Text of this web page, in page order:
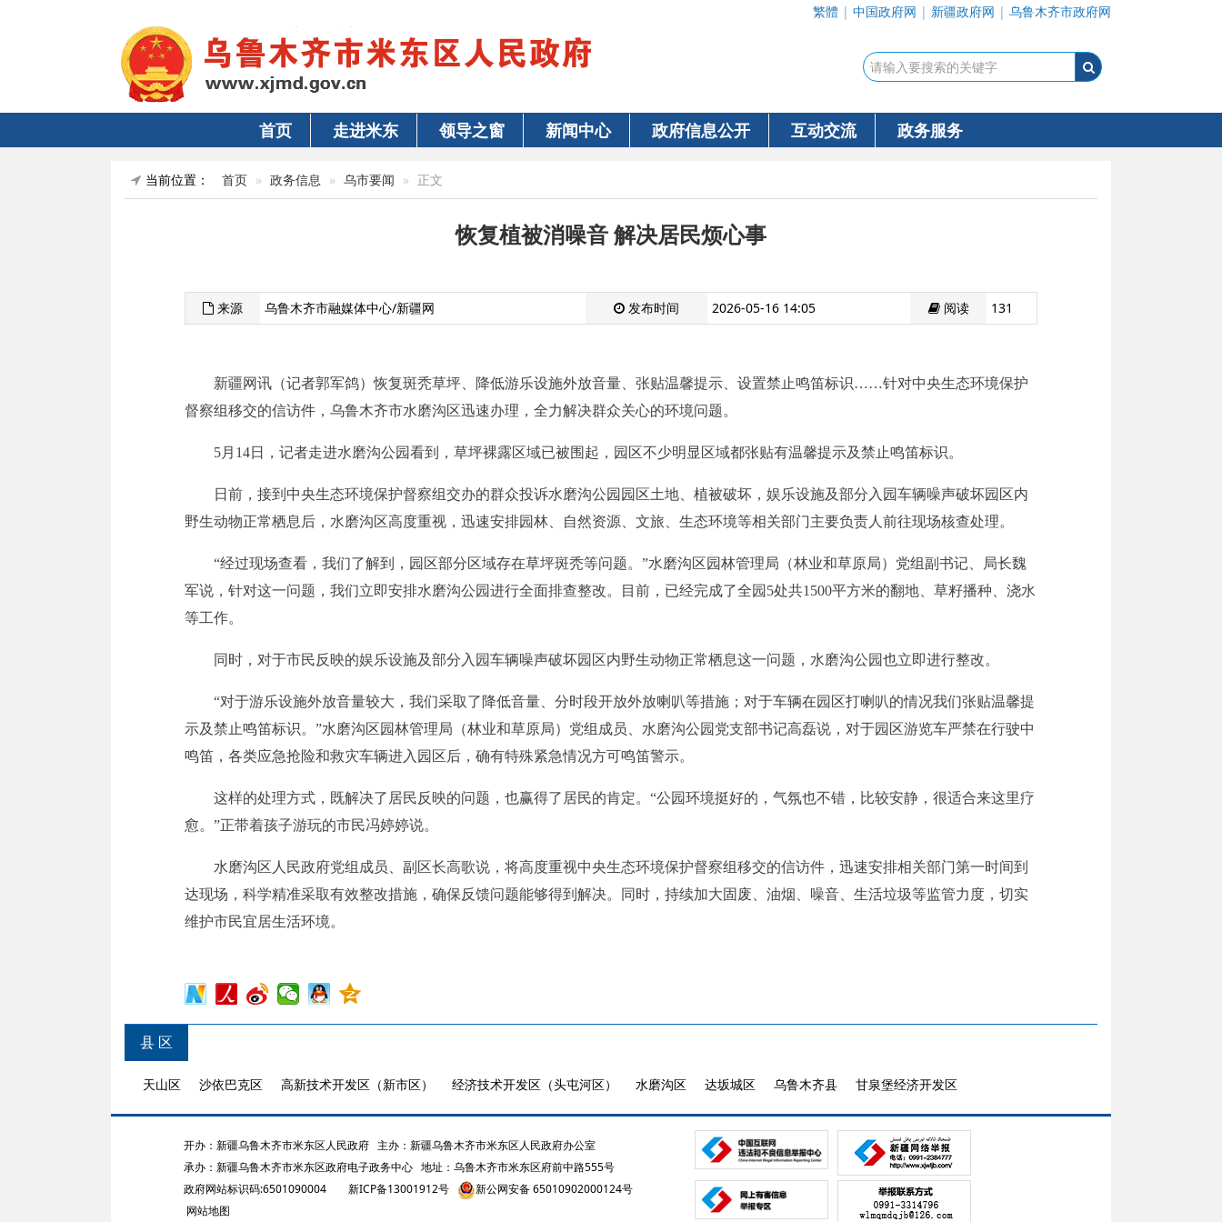
繁體 | 中国政府网 | 新疆政府网 | 乌鲁木齐市政府网
首页 走进米东 领导之窗 新闻中心 政府信息公开 互动交流 政务服务
当前位置： 首页 政务信息 乌市要闻 正文
恢复植被消噪音 解决居民烦心事
来源 乌鲁木齐市融媒体中心/新疆网 发布时间 2026-05-16 14:05 阅读 131
新疆网讯（记者郭军鸽）恢复斑秃草坪、降低游乐设施外放音量、张贴温馨提示、设置禁止鸣笛标识……针对中央生态环境保护
督察组移交的信访件，乌鲁木齐市水磨沟区迅速办理，全力解决群众关心的环境问题。
5月14日，记者走进水磨沟公园看到，草坪裸露区域已被围起，园区不少明显区域都张贴有温馨提示及禁止鸣笛标识。
日前，接到中央生态环境保护督察组交办的群众投诉水磨沟公园园区土地、植被破坏，娱乐设施及部分入园车辆噪声破坏园区内
野生动物正常栖息后，水磨沟区高度重视，迅速安排园林、自然资源、文旅、生态环境等相关部门主要负责人前往现场核查处理。
“经过现场查看，我们了解到，园区部分区域存在草坪斑秃等问题。”水磨沟区园林管理局（林业和草原局）党组副书记、局长魏
军说，针对这一问题，我们立即安排水磨沟公园进行全面排查整改。目前，已经完成了全园5处共1500平方米的翻地、草籽播种、浇水
等工作。
同时，对于市民反映的娱乐设施及部分入园车辆噪声破坏园区内野生动物正常栖息这一问题，水磨沟公园也立即进行整改。
“对于游乐设施外放音量较大，我们采取了降低音量、分时段开放外放喇叭等措施；对于车辆在园区打喇叭的情况我们张贴温馨提
示及禁止鸣笛标识。”水磨沟区园林管理局（林业和草原局）党组成员、水磨沟公园党支部书记高磊说，对于园区游览车严禁在行驶中
鸣笛，各类应急抢险和救灾车辆进入园区后，确有特殊紧急情况方可鸣笛警示。
这样的处理方式，既解决了居民反映的问题，也赢得了居民的肯定。“公园环境挺好的，气氛也不错，比较安静，很适合来这里疗
愈。”正带着孩子游玩的市民冯婷婷说。
水磨沟区人民政府党组成员、副区长高歌说，将高度重视中央生态环境保护督察组移交的信访件，迅速安排相关部门第一时间到
达现场，科学精准采取有效整改措施，确保反馈问题能够得到解决。同时，持续加大固废、油烟、噪音、生活垃圾等监管力度，切实
维护市民宜居生活环境。
县 区
天山区 沙依巴克区 高新技术开发区（新市区） 经济技术开发区（头屯河区） 水磨沟区 达坂城区 乌鲁木齐县 甘泉堡经济开发区
开办：新疆乌鲁木齐市米东区人民政府 主办：新疆乌鲁木齐市米东区人民政府办公室
承办：新疆乌鲁木齐市米东区政府电子政务中心 地址：乌鲁木齐市米东区府前中路555号
政府网站标识码:6501090004
新ICP备13001912号
新公网安备 65010902000124号
网站地图